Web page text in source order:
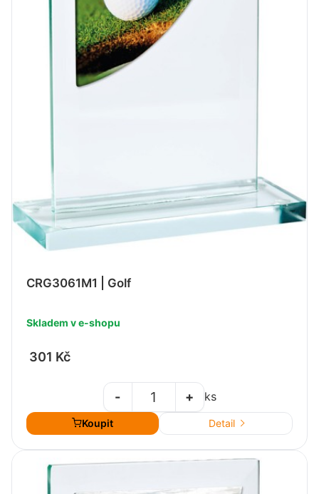
CRG3061M1 | Golf
Skladem v e-shopu
301 Kč
+
- ks
Koupit Detail